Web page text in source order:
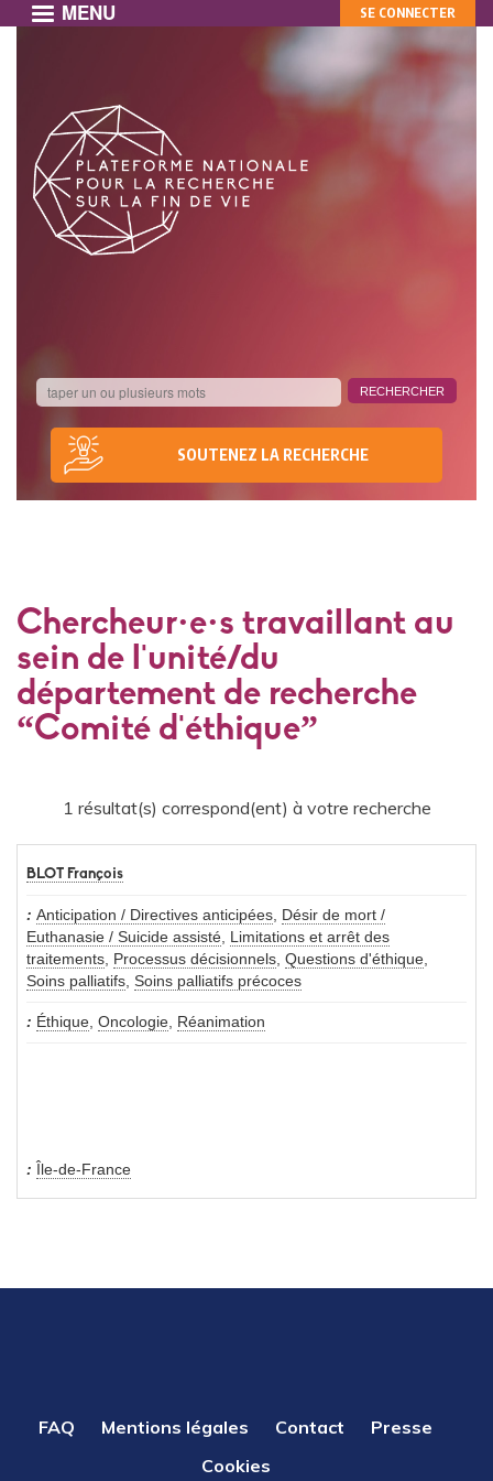
principal
MENU
SOUTENEZ LA RECHERCHE
MON
COMPTE
SE CONNECTER
Chercheur·e·s travaillant au
sein de l'unité/du
département de recherche
“Comité d'éthique”
1 résultat(s) correspond(ent) à votre recherche
BLOT François
Anticipation / Directives anticipées
Désir de mort /
Euthanasie / Suicide assisté
Limitations et arrêt des
traitements
Processus décisionnels Questions d'éthique
Soins palliatifs Soins palliatifs précoces
Éthique Oncologie Réanimation
Île-de-France
PIED
FAQ Mentions légales Contact
Presse
Cookies